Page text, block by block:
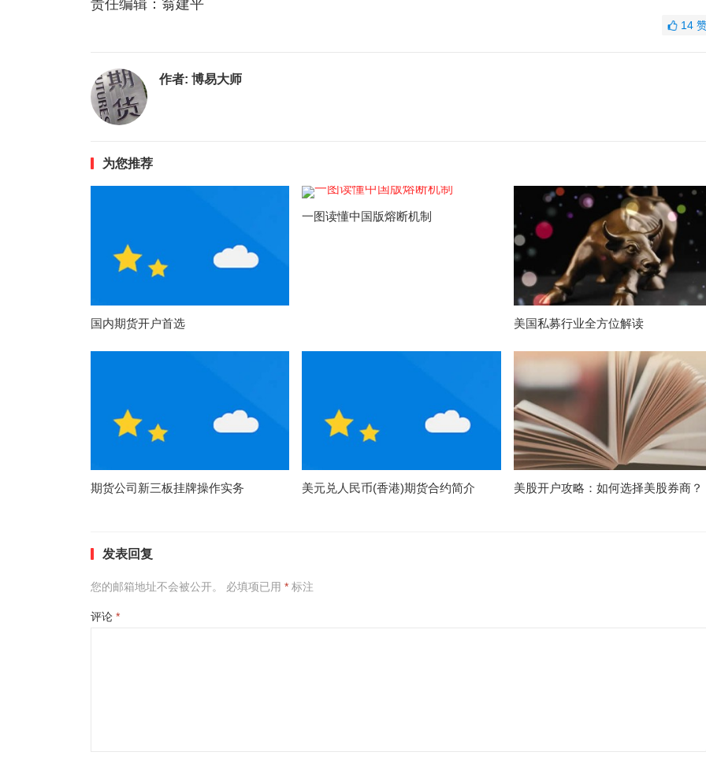
责任编辑：翁建平
14
作者: 博易大师
为您推荐
国内期货开户首选
一图读懂中国版熔断机制
美国私募行业全方位解读
期货公司新三板挂牌操作实务 美元兑人民币(香港)期货合约简介 美股开户攻略：如何选择美股券商？
发表回复
您的邮箱地址不会被公开。 必填项已用 *标注
评论 *